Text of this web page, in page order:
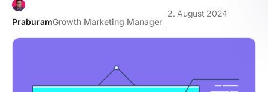
PraburamGrowth Marketing Manager
2. August 2024